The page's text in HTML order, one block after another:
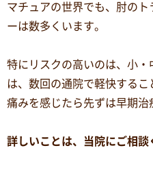
マチュアの世界でも、肘の
ーは数多くいます。
特にリスクの高いのは、小
は、数回の通院で軽快する
痛みを感じたら先ずは早期治
詳しいことは、当院にご相談